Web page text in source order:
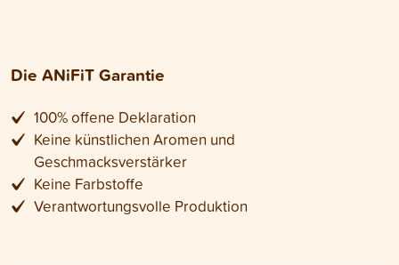
Die ANiFiT Garantie
100% offene Deklaration
Keine künstlichen Aromen und
Geschmacksverstärker
Keine Farbstoffe
Verantwortungsvolle Produktion